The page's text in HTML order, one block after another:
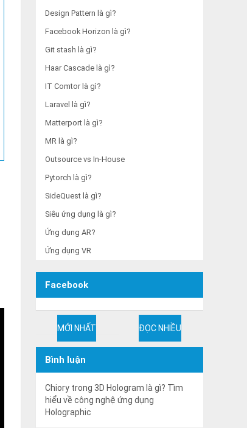
Design Pattern là gì?
Facebook Horizon là gì?
Git stash là gì?
Haar Cascade là gì?
IT Comtor là gì?
Laravel là gì?
Matterport là gì?
MR là gì?
Outsource vs In-House
Pytorch là gì?
SideQuest là gì?
Siêu ứng dụng là gì?
Ứng dụng AR?
Ứng dụng VR
Facebook
MỚI NHẤT ĐỌC NHIỀU
Bình luận
Chiory trong 3D Hologram là gì? Tìm
hiểu về công nghệ ứng dụng
Holographic